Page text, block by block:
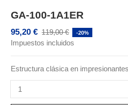
GA-100-1A1ER
95,20 € 119,00 € -20%
Impuestos incluidos
Estructura clásica en